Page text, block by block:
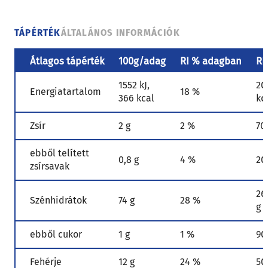
TÁPÉRTÉKÁLTALÁNOS INFORMÁCIÓK
Átlagos tápérték 100g/adag RI % adagban
Energiatartalom
1552 kJ,
366 kcal
18 %
Zsír 2 g 2 % 70
ebből telített
zsírsavak
0,8 g 4 % 20
Szénhidrátok 74 g 28 %
g
ebből cukor 1 g 1 % 90
Fehérje 12 g 24 % 50